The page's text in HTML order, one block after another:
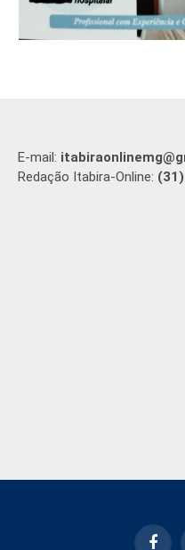
E-mail:
Redação Itabira-Online: